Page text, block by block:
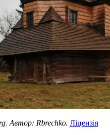
Автор: Rbrechko. Ліцензія